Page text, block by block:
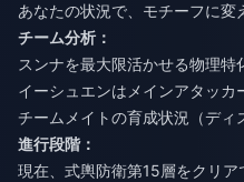
あなたの状況で、モチーフに変
チーム分析：
スンナを最大限活かせる物理特
イーシュエンはメインアタッカ
チームメイトの育成状況（ディ
進行段階：
現在、式輿防衛第15層をクリア